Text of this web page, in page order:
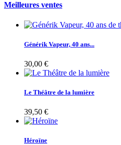
Meilleures ventes
Générik Vapeur, 40 ans...
30,00 €
Le Théâtre de la lumière
39,50 €
Héroïne